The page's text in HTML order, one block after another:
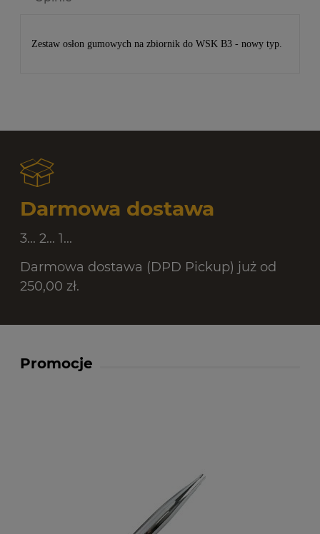
Zestaw osłon gumowych na zbiornik do WSK B3 - nowy typ.
Darmowa dostawa
3... 2... 1...
Darmowa dostawa (DPD Pickup) już od
250,00 zł.
Promocje